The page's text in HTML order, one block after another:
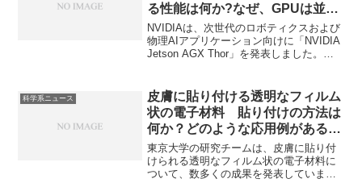
る性能は何か?なぜ、GPUは並列
処理に優れるのか？
NVIDIAは、次世代のロボティクスおよび
物理AIアプリケーション向けに「NVIDIA
Jetson AGX Thor」を発表しました。ロ
できます。
科学系ニュース
皮膚に貼り付ける透明なフィルム
状の電子材料 貼り付けの方法は
何か？どのような応用例があるの
か？
東京大学の研究チームは、皮膚に貼り付
けられる透明なフィルム状の電子材料に
ついて、数多くの成果を発表していま